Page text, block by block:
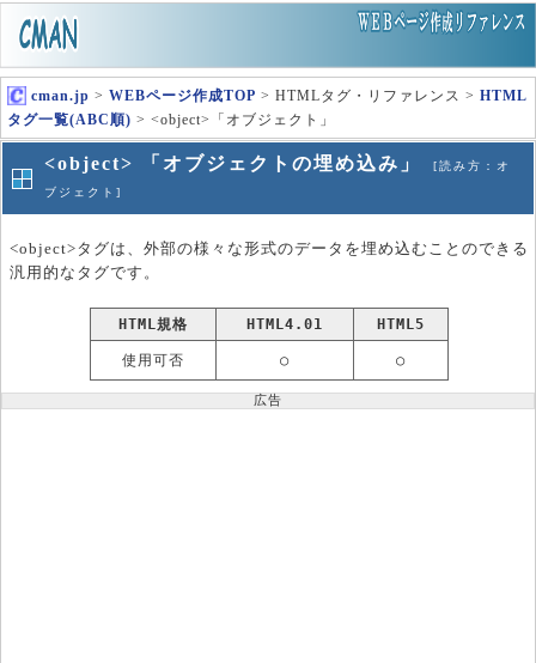
cman.jp > WEBページ作成TOP > HTMLタグ・リファレンス > HTML
タグ一覧(ABC順) > <object>「オブジェクト」
<object> 「オブジェクトの埋め込み」
[読み方：オ
ブジェクト]
<object>タグは、外部の様々な形式のデータを埋め込むことのできる
汎用的なタグです。
HTML規格 HTML4.01 HTML5
使用可否 ○ ○
広告